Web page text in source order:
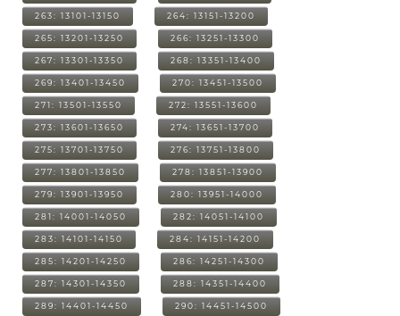
263: 13101-13150 264: 13151-13200
265: 13201-13250 266: 13251-13300
267: 13301-13350 268: 13351-13400
269: 13401-13450 270: 13451-13500
271: 13501-13550 272: 13551-13600
273: 13601-13650 274: 13651-13700
275: 13701-13750 276: 13751-13800
277: 13801-13850 278: 13851-13900
279: 13901-13950 280: 13951-14000
281: 14001-14050 282: 14051-14100
283: 14101-14150 284: 14151-14200
285: 14201-14250 286: 14251-14300
287: 14301-14350 288: 14351-14400
289: 14401-14450 290: 14451-14500